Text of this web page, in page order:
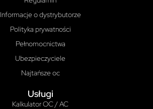
Informacje o dystrybutorze
Polityka prywatności
Pełnomocnictwa
Ubezpieczyciele
Najtańsze oc
Usługi
Kalkulator OC / AC